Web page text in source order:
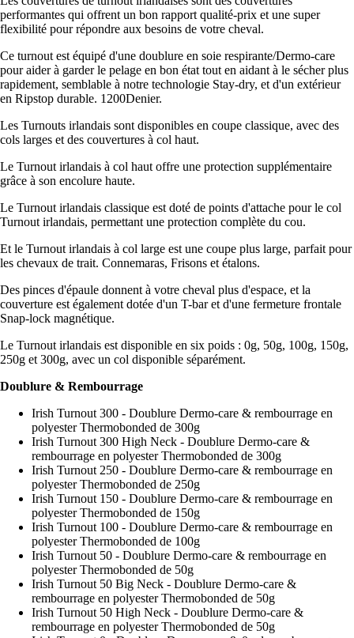
performantes qui offrent un bon rapport qualité-prix et une super
flexibilité pour répondre aux besoins de votre cheval.
Ce turnout est équipé d'une doublure en soie respirante/Dermo-care
pour aider à garder le pelage en bon état tout en aidant à le sécher plus
rapidement, semblable à notre technologie Stay-dry, et d'un extérieur
en Ripstop durable. 1200Denier.
Les Turnouts irlandais sont disponibles en coupe classique, avec des
cols larges et des couvertures à col haut.
Le Turnout irlandais à col haut offre une protection supplémentaire
grâce à son encolure haute.
Le Turnout irlandais classique est doté de points d'attache pour le col
Turnout irlandais, permettant une protection complète du cou.
Et le Turnout irlandais à col large est une coupe plus large, parfait pour
les chevaux de trait. Connemaras, Frisons et étalons.
Des pinces d'épaule donnent à votre cheval plus d'espace, et la
couverture est également dotée d'un T-bar et d'une fermeture frontale
Snap-lock magnétique.
Le Turnout irlandais est disponible en six poids : 0g, 50g, 100g, 150g,
250g et 300g, avec un col disponible séparément.
Doublure & Rembourrage
Irish Turnout 300 - Doublure Dermo-care & rembourrage en
polyester Thermobonded de 300g
Irish Turnout 300 High Neck - Doublure Dermo-care &
rembourrage en polyester Thermobonded de 300g
Irish Turnout 250 - Doublure Dermo-care & rembourrage en
polyester Thermobonded de 250g
Irish Turnout 150 - Doublure Dermo-care & rembourrage en
polyester Thermobonded de 150g
Irish Turnout 100 - Doublure Dermo-care & rembourrage en
polyester Thermobonded de 100g
Irish Turnout 50 - Doublure Dermo-care & rembourrage en
polyester Thermobonded de 50g
Irish Turnout 50 Big Neck - Doublure Dermo-care &
rembourrage en polyester Thermobonded de 50g
Irish Turnout 50 High Neck - Doublure Dermo-care &
rembourrage en polyester Thermobonded de 50g